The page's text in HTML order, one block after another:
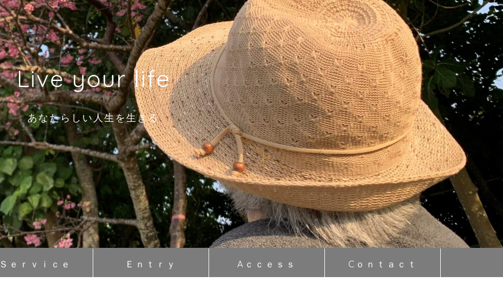
Live your life
あなたらしい人生を生きる
Ｓｅｒｖｉｃｅ Ｅｎｔｒｙ Aｃｃｅｓｓ Cｏｎｔａｃｔ